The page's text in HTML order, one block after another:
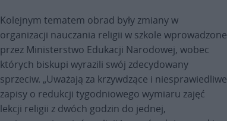
Kolejnym tematem obrad były zmiany w
organizacji nauczania religii w szkole wprowadzone
przez Ministerstwo Edukacji Narodowej, wobec
których biskupi wyrazili swój zdecydowany
sprzeciw. „Uważają za krzywdzące i niesprawiedliwe
zapisy o redukcji tygodniowego wymiaru zajęć
lekcji religii z dwóch godzin do jednej,